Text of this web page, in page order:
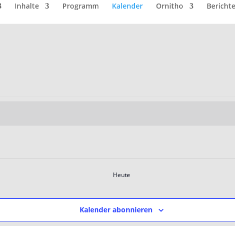
Inhalte Programm Kalender Ornitho Berichte
Heute
Kalender abonnieren